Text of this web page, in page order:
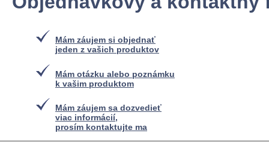
Mám záujem si objednať
jeden z vašich produktov
Mám otázku alebo poznámku
k vašim produktom
Mám záujem sa dozvedieť
viac informácií,
prosím kontaktujte ma